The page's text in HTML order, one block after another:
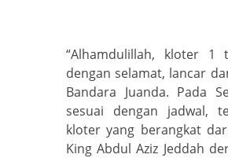
“Alhamdulillah, kloter 1
dengan selamat, lancar
Bandara Juanda. Pada
sesuai dengan jadwal,
kloter yang berangkat
King Abdul Aziz Jeddah